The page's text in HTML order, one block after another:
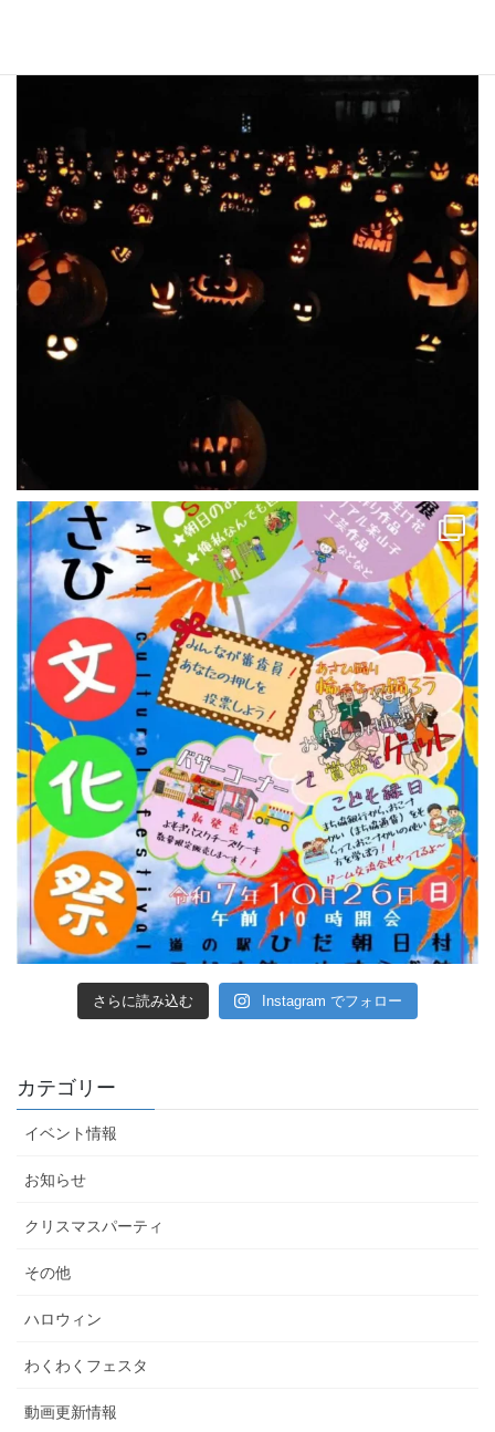
さらに読み込む Instagram でフォロー
カテゴリー
イベント情報
お知らせ
クリスマスパーティ
その他
ハロウィン
わくわくフェスタ
動画更新情報